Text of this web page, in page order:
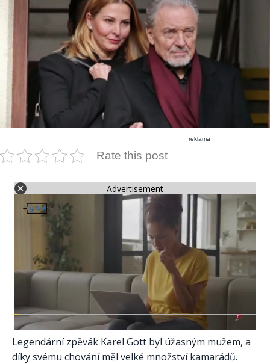
reklama
Rate this post
Advertisement
Legendární zpěvák Karel Gott byl úžasným mužem, a
díky svému chování měl velké množství kamarádů.